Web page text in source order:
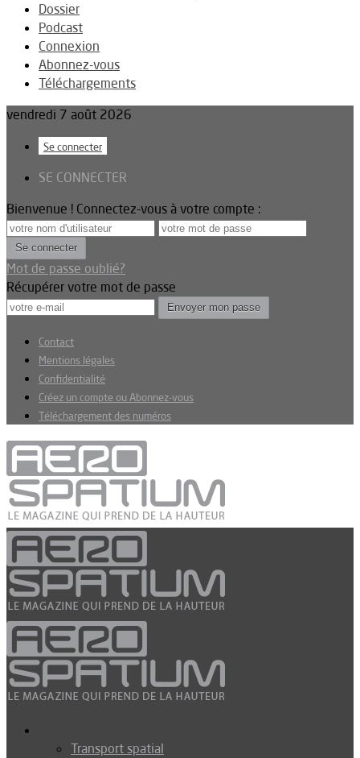
Dossier
Podcast
Connexion
Abonnez-vous
Téléchargements
vendredi 7 août 2026
Se connecter
SE CONNECTER
Bienvenue ! Connectez-vous à votre compte :
Mot de passe oublié?
Récupérer votre mot de passe
Contact
Mentions légales
Confidentialité
Créez un compte ou Abonnez-vous
Téléchargement des numéros
Transport spatial